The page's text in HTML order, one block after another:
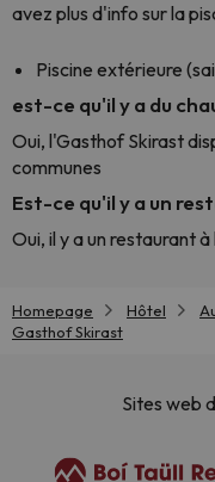
avez plus d'info sur la
Piscine extérieure
est-ce qu'il y a du
Oui, l'Gasthof Skirast
communes
Est-ce qu'il y a un
Oui, il y a un restaurant
Homepage Hôtel
Gasthof Skirast
Sites web